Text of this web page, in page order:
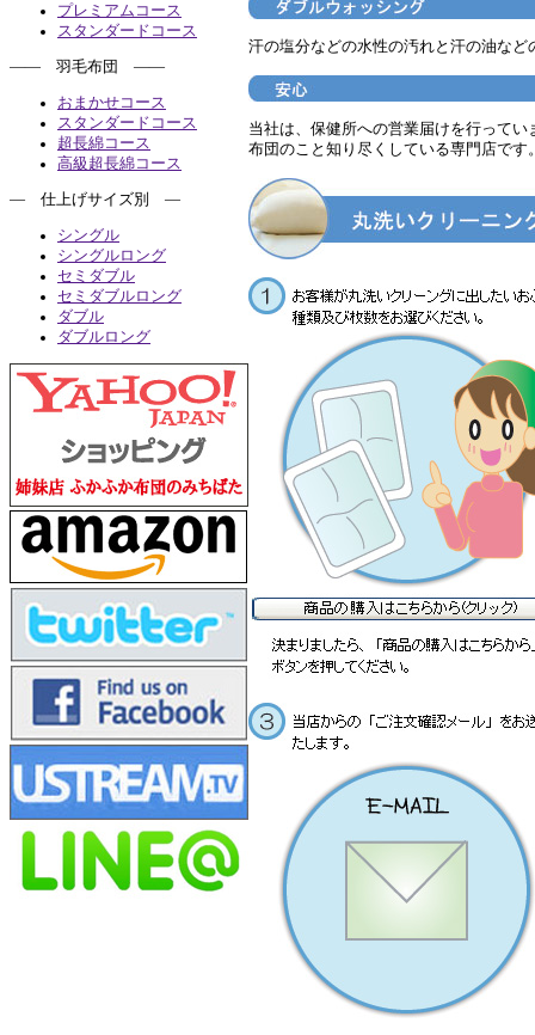
プレミアムコース
スタンダードコース
―― 羽毛布団 ――
おまかせコース
スタンダードコース
超長綿コース
高級超長綿コース
― 仕上げサイズ別 ―
シングル
シングルロング
セミダブル
セミダブルロング
ダブル
ダブルロング
汗の塩分などの水性の汚れと汗の油な
当社は、保健所への営業届けを行ってい
布団のこと知り尽くしている専門店です